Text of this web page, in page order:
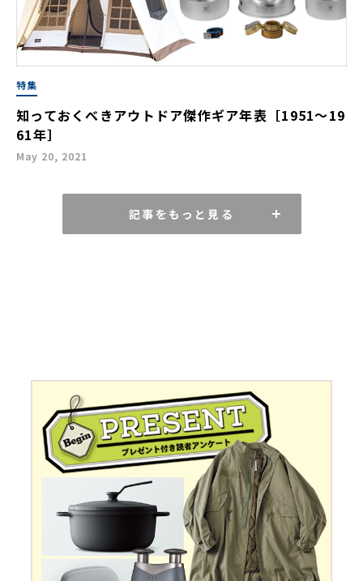
特集
知っておくべきアウトドア傑作ギア年表［1951〜19
61年］
May 20, 2021
記事をもっと見る